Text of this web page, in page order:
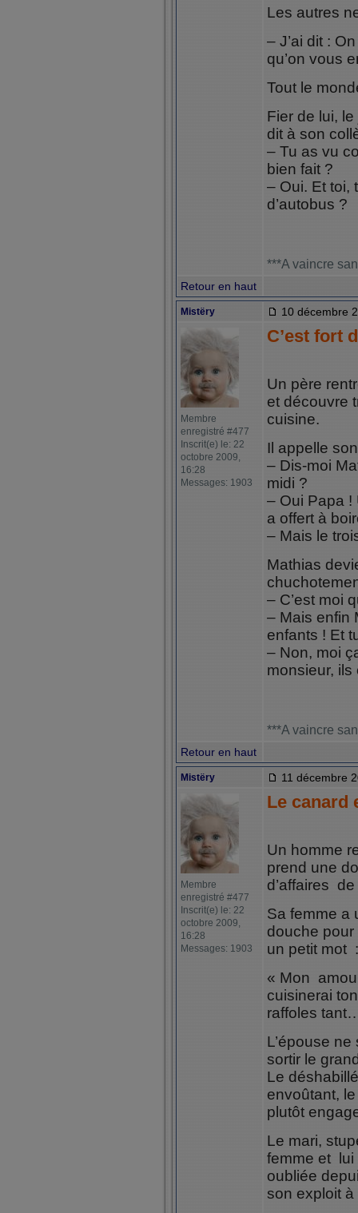
Les autres
– J’ai dit :
qu’on vous
Tout le
Fier de lui,
dit à son
– Tu as vu
bien fait ?
– Oui. Et toi,
d’autobus ?
***A vaincre
Retour en haut
Mistëry 10 décembre
Membre
enregistré #477
Inscrit(e) le: 22
octobre 2009,
16:28
Messages: 1903
C’est fort
Un père
et découvre
cuisine.
Il appelle
– Dis-moi
midi ?
– Oui Papa !
a offert à
– Mais le
Mathias
– C’est moi
– Mais enfin
enfants ! Et
– Non, moi
monsieur,
***A vaincre
Retour en haut
Mistëry 11 décembre
Membre
enregistré #477
Inscrit(e) le: 22
octobre 2009,
16:28
Messages: 1903
Le canard
Un homme
prend une
d’affaires
Sa femme a
douche
un petit mot :
« Mon
cuisinerai
raffoles
L’épouse
sortir le
Le
envoûtant,
plutôt
Le mari,
femme et lui
oubliée
son exploit